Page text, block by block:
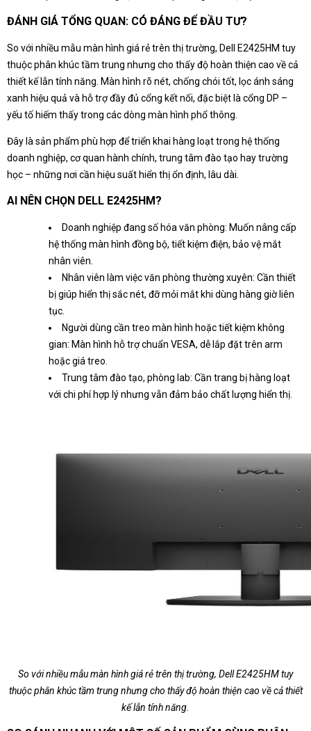
ĐÁNH GIÁ TỔNG QUAN: CÓ ĐÁNG ĐỂ ĐẦU TƯ?
So với nhiều mẫu màn hình giá rẻ trên thị trường, Dell E2425HM tuy
thuộc phân khúc tầm trung nhưng cho thấy độ hoàn thiện cao về cả
thiết kế lẫn tính năng. Màn hình rõ nét, chống chói tốt, lọc ánh sáng
xanh hiệu quả và hỗ trợ đầy đủ cổng kết nối, đặc biệt là cổng DP –
yếu tố hiếm thấy trong các dòng màn hình phổ thông.
Đây là sản phẩm phù hợp để triển khai hàng loạt trong hệ thống
doanh nghiệp, cơ quan hành chính, trung tâm đào tạo hay trường
học – những nơi cần hiệu suất hiển thị ổn định, lâu dài.
AI NÊN CHỌN DELL E2425HM?
Doanh nghiệp đang số hóa văn phòng: Muốn nâng cấp
hệ thống màn hình đồng bộ, tiết kiệm điện, bảo vệ mắt
nhân viên.
Nhân viên làm việc văn phòng thường xuyên: Cần thiết
bị giúp hiển thị sắc nét, đỡ mỏi mắt khi dùng hàng giờ liên
tục.
Người dùng cần treo màn hình hoặc tiết kiệm không
gian: Màn hình hỗ trợ chuẩn VESA, dễ lắp đặt trên arm
hoặc giá treo.
Trung tâm đào tạo, phòng lab: Cần trang bị hàng loạt
với chi phí hợp lý nhưng vẫn đảm bảo chất lượng hiển thị.
So với nhiều mẫu màn hình giá rẻ trên thị trường, Dell E2425HM tuy
thuộc phân khúc tầm trung nhưng cho thấy độ hoàn thiện cao về cả thiết
kế lẫn tính năng.